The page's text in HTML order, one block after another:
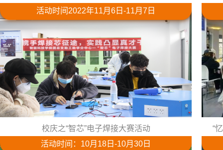
校庆之“智芯”电子焊接大赛活动
活动时间2022年11月6日-11月7日
“
活动时间：10月18日-10月30日